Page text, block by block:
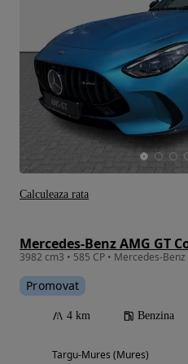
Mercedes-Benz AMG GT
3982 cm3 • 585 CP • Mercedes-
Promovat
4 km Benzina
Targu-Mures (Mures)
Calculeaza rata